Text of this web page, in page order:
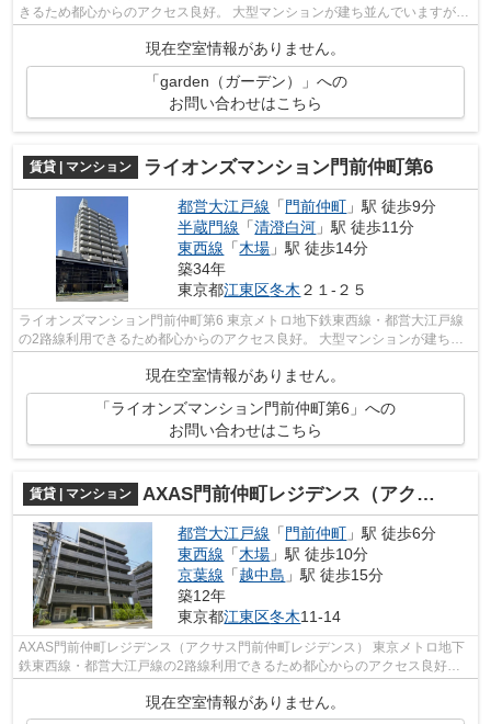
きるため都心からのアクセス良好。 大型マンションが建ち並んでいますが、
現在空室情報がありません。
「garden（ガーデン）」への
お問い合わせはこちら
賃貸 | マンション ライオンズマンション門前仲町第6
都営大江戸線 「 門前仲町 」駅 徒歩9分
半蔵門線 「清澄白河 」駅 徒歩11分
東西線 「木場 」駅 徒歩14分
築34年
東京都江東区冬木 ２１-２５
ライオンズマンション門前仲町第6 東京メトロ地下鉄東西線・都営大江戸線
の2路線利用できるため都心からのアクセス良好。 大型マンションが建ち並
んでいますが、大通り以外は古びた...
現在空室情報がありません。
「ライオンズマンション門前仲町第6」への
お問い合わせはこちら
賃貸 | マンション AXAS門前仲町レジデンス（アクサス門前仲町レジデンス）
都営大江戸線 「 門前仲町 」駅 徒歩6分
東西線 「木場 」駅 徒歩10分
京葉線 「越中島 」駅 徒歩15分
築12年
東京都江東区冬木11-14
AXAS門前仲町レジデンス（アクサス門前仲町レジデンス） 東京メトロ地下
鉄東西線・都営大江戸線の2路線利用できるため都心からのアクセス良好。
大型マンションが建ち並んでいますが...
現在空室情報がありません。